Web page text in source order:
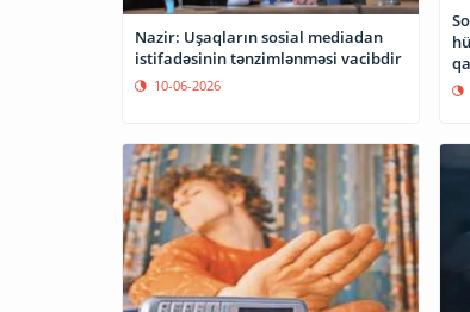
Nazir: Uşaqların sosial mediadan
istifadəsinin tənzimlənməsi vacibdir
10-06-2026